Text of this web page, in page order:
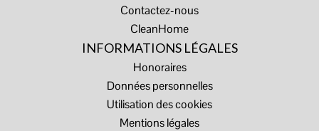
Contactez-nous
CleanHome
INFORMATIONS LÉGALES
Honoraires
Données personnelles
Utilisation des cookies
Mentions légales